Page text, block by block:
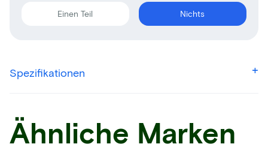
Einen Teil Nichts
Spezifikationen
Ähnliche Marken